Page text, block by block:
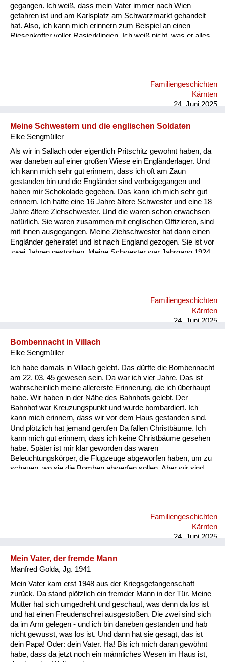
Heimkehrer
Fluchtgeschichten
Wiederaufbau und
Wohnen
gegangen. Ich weiß, dass mein Vater immer nach Wien
gefahren ist und am Karlsplatz am Schwarzmarkt gehandelt
hat. Also, ich kann mich erinnern zum Beispiel an einen
Riesenkoffer voller Rasierklingen. Ich weiß nicht, was er alles
Familiengeschichten
Kärnten
24. Juni 2025
Meine Schwestern und die englischen Soldaten
Elke Sengmüller
Als wir in Sallach oder eigentlich Pritschitz gewohnt haben, da
war daneben auf einer großen Wiese ein Engländerlager. Und
ich kann mich sehr gut erinnern, dass ich oft am Zaun
gestanden bin und die Engländer sind vorbeigegangen und
haben mir Schokolade gegeben. Das kann ich mich sehr gut
erinnern. Ich hatte eine 16 Jahre ältere Schwester und eine 18
Jahre ältere Ziehschwester. Und die waren schon erwachsen
natürlich. Sie waren zusammen mit englischen Offizieren, sind
mit ihnen ausgegangen. Meine Ziehschwester hat dann einen
Engländer geheiratet und ist nach England gezogen. Sie ist vor
zwei Jahren gestorben. Meine Schwester war Jahrgang 1924,
Familiengeschichten
Kärnten
24. Juni 2025
Bombennacht in Villach
Elke Sengmüller
Ich habe damals in Villach gelebt. Das dürfte die Bombennacht
am 22. 03. 45 gewesen sein. Da war ich vier Jahre. Das ist
wahrscheinlich meine allererste Erinnerung, die ich überhaupt
habe. Wir haben in der Nähe des Bahnhofs gelebt. Der
Bahnhof war Kreuzungspunkt und wurde bombardiert. Ich
kann mich erinnern, dass wir vor dem Haus gestanden sind.
Und plötzlich hat jemand gerufen Da fallen Christbäume. Ich
kann mich gut erinnern, dass ich keine Christbäume gesehen
habe. Später ist mir klar geworden das waren
Beleuchtungskörper, die Flugzeuge abgeworfen haben, um zu
schauen, wo sie die Bomben abwerfen sollen. Aber wir sind
wir aus dem Keller rausgegangen sind. Es hat einen
Kellerausgang gegeben, in den Garten und der war voller
Familiengeschichten
Kärnten
24. Juni 2025
Mein Vater, der fremde Mann
Manfred Golda, Jg. 1941
Mein Vater kam erst 1948 aus der Kriegsgefangenschaft
zurück. Da stand plötzlich ein fremder Mann in der Tür. Meine
Mutter hat sich umgedreht und geschaut, was denn da los ist
und hat einen Freudenschrei ausgestoßen. Die zwei sind sich
da im Arm gelegen - und ich bin daneben gestanden und hab
nicht gewusst, was los ist. Und dann hat sie gesagt, das ist
dein Papa! Oder: dein Vater. Ha! Bis ich mich daran gewöhnt
habe, dass da jetzt noch ein männliches Wesen im Haus ist,